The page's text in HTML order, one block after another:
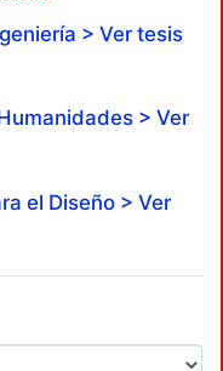
> Ver tesis
> Ver
el Diseño > Ver